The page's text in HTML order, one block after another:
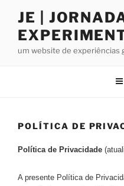
conteúdo
JE |
um website de experiências
POLÍTICA DE
Política de Privacidade
A presente Política de